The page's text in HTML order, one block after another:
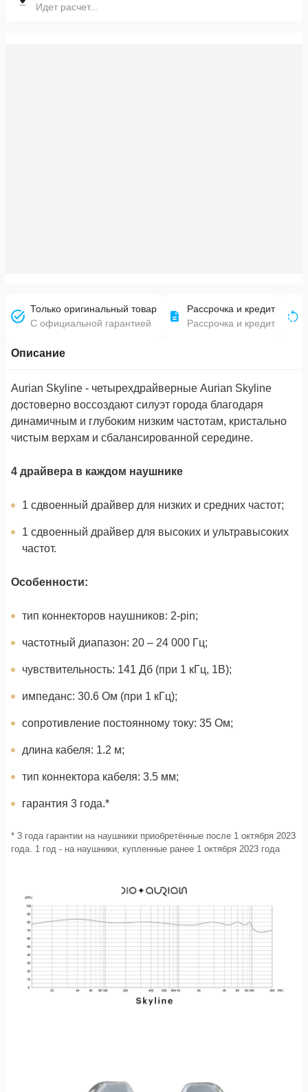
Идет расчет...
Только оригинальный товар
С официальной гарантией
Рассрочка и кредит
Рассрочка и кредит
Описание
Aurian Skyline - четырехдрайверные Aurian Skyline
достоверно воссоздают силуэт города благодаря
динамичным и глубоким низким частотам, кристально
чистым верхам и сбалансированной середине.
4 драйвера в каждом наушнике
1 сдвоенный драйвер для низких и средних частот;
1 сдвоенный драйвер для высоких и ультравысоких
частот.
Особенности:
тип коннекторов наушников: 2-pin;
частотный диапазон: 20 – 24 000 Гц;
чувствительность: 141 Дб (при 1 кГц, 1В);
импеданс: 30.6 Ом (при 1 кГц);
сопротивление постоянному току: 35 Ом;
длина кабеля: 1.2 м;
тип коннектора кабеля: 3.5 мм;
гарантия 3 года.*
* 3 года гарантии на наушники приобретённые после 1 октября 2023
года. 1 год - на наушники, купленные ранее 1 октября 2023 года